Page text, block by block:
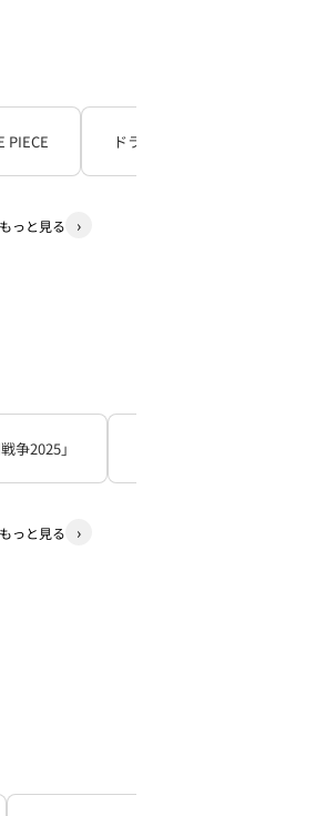
PIECE ドラゴンボール
もっと見る
争2025」
もっと見る